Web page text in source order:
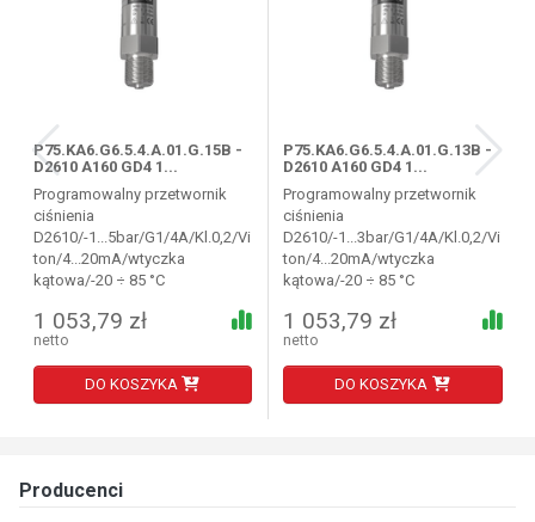
P75.KA6.G6.5.4.A.01.G.15B -
D2610 A160 GD4 1...
Programowalny przetwornik
ciśnienia
D2610/-1...5bar/G1/4A/Kl.0,2/Vi
ton/4...20mA/wtyczka
kątowa/-20 ÷ 85 °C
1 053,79 zł
netto
DO KOSZYKA
P75.KA6.G6.5.4.A.01.G.13B -
D2610 A160 GD4 1...
Programowalny przetwornik
ciśnienia
D2610/-1...3bar/G1/4A/Kl.0,2/Vi
ton/4...20mA/wtyczka
kątowa/-20 ÷ 85 °C
1 053,79 zł
netto
DO KOSZYKA
Producenci